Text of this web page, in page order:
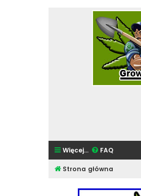
Więcej… FAQ
Strona główna